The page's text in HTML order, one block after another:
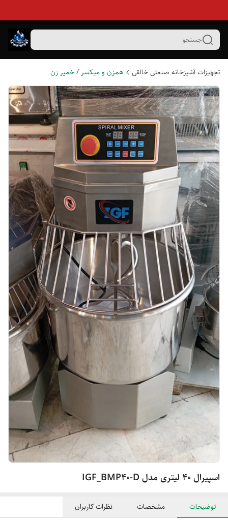
جستجو
تجهیزات آشپزخانه صنعتی خالقی همزن و میکسر / خمیر زن
اسپیرال ۴۰ لیتری مدل IGF_BMP40-D
توضیحات مشخصات نظرات کاربران